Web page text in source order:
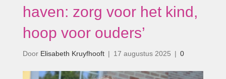
haven: zorg voor het kind,
hoop voor ouders’
Door Elisabeth Kruyfhooft | 17 augustus 2025 | 0